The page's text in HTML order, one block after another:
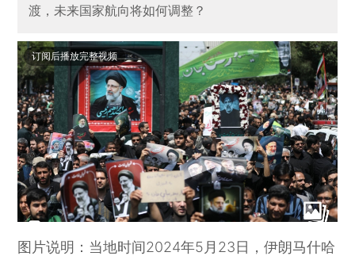
渡，未来国家航向将如何调整？
订阅后播放完整视频
图片说明：当地时间2024年5月23日，伊朗马什哈